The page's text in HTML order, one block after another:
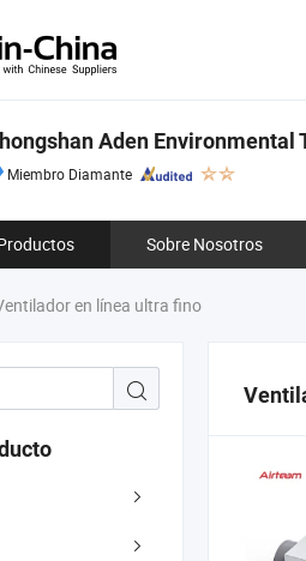
Aden Environmental
Miembro Diamante
Sobre Nosotros
en línea ultra fino